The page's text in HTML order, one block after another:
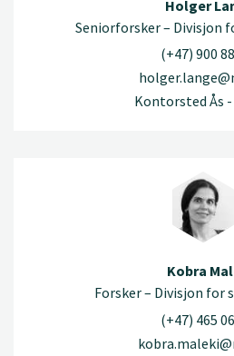
Holger
Seniorforsker – Divisjon
(+47) 900
Kontorsted Ås -
Kobra
Forsker – Divisjon for
(+47) 465